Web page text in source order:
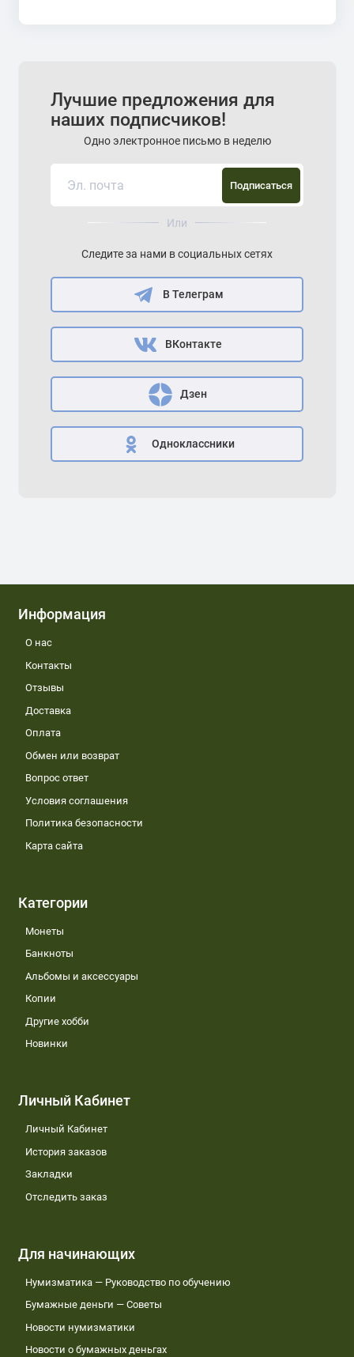
Лучшие предложения для
наших подписчиков!
Одно электронное письмо в неделю
Подписаться
Или
Следите за нами в социальных сетях
В Телеграм
ВКонтакте
Дзен
Одноклассники
Информация
О нас
Контакты
Отзывы
Доставка
Оплата
Обмен или возврат
Вопрос ответ
Условия соглашения
Политика безопасности
Карта сайта
Категории
Монеты
Банкноты
Альбомы и аксессуары
Копии
Другие хобби
Новинки
Личный Кабинет
Личный Кабинет
История заказов
Закладки
Отследить заказ
Для начинающих
Нумизматика — Руководство по обучению
Бумажные деньги — Советы
Новости нумизматики
Новости о бумажных деньгах